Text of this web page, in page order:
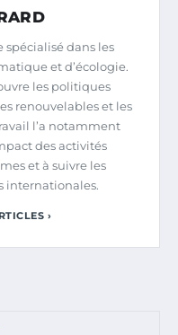
dans les
et d’écologie.
les politiques
renouvelables et les
l’a notamment
des activités
et à suivre les
internationales.
›